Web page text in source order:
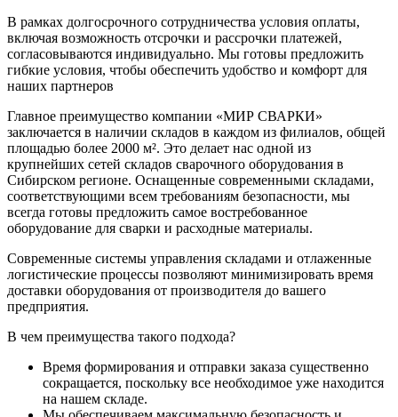
В рамках долгосрочного сотрудничества условия оплаты,
включая возможность отсрочки и рассрочки платежей,
согласовываются индивидуально. Мы готовы предложить
гибкие условия, чтобы обеспечить удобство и комфорт для
наших партнеров
Главное преимущество компании «МИР СВАРКИ»
заключается в наличии складов в каждом из филиалов, общей
площадью более 2000 м². Это делает нас одной из
крупнейших сетей складов сварочного оборудования в
Сибирском регионе. Оснащенные современными складами,
соответствующими всем требованиям безопасности, мы
всегда готовы предложить самое востребованное
оборудование для сварки и расходные материалы.
Современные системы управления складами и отлаженные
логистические процессы позволяют минимизировать время
доставки оборудования от производителя до вашего
предприятия.
В чем преимущества такого подхода?
Время формирования и отправки заказа существенно
сокращается, поскольку все необходимое уже находится
на нашем складе.